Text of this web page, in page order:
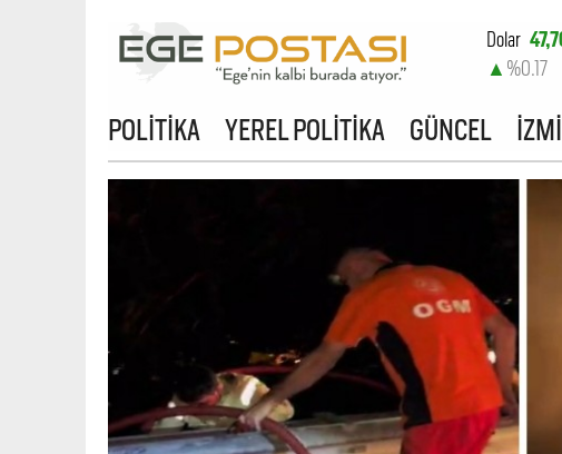
Dolar
▲ %0.17
%0.02
POLİTİKA YEREL POLİTİKA GÜNCEL